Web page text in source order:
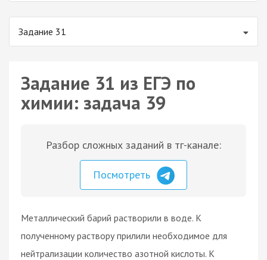
Задание 31
Задание 31 из ЕГЭ по
химии: задача 39
Разбор сложных заданий в тг-канале:
Посмотреть
Металлический барий растворили в воде. К
полученному раствору прилили необходимое для
нейтрализации количество азотной кислоты. К